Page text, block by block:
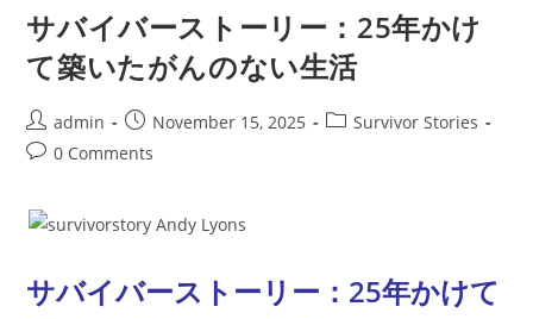
臓
が
ん
の
早
候
能
性
サバイバーストーリー：25年かけ
て築いたがんのない生活
Post
author:
admin
Post
published:
November 15, 2025
PostSurvivor Stories
Post0 Comments
サバイバーストーリー：25年かけて